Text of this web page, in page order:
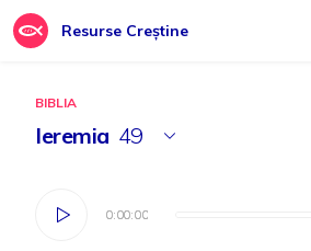
Resurse Creștine
BIBLIA
Ieremia 49
0:00:00
0:00:00